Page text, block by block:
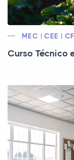
MEC | CEE |
Curso Técnico